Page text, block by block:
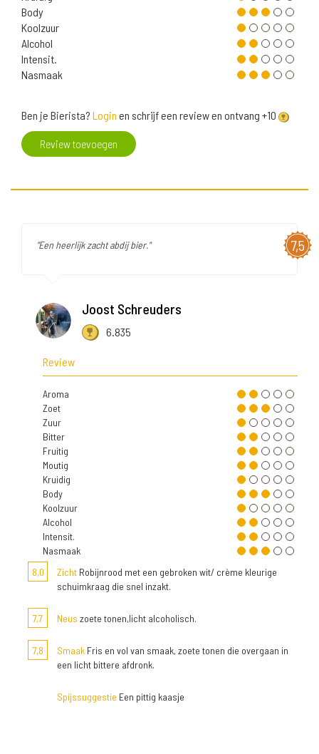
Body
Koolzuur
Alcohol
Intensit.
Nasmaak
Ben je Bierista? Login en schrijf een review en ontvang +10
Review toevoegen
7,5
"Een heerlijk zacht abdij bier."
Joost Schreuders
6.835
Review
Aroma
Zoet
Zuur
Bitter
Fruitig
Moutig
Kruidig
Body
Koolzuur
Alcohol
Intensit.
Nasmaak
8,0
Zicht Robijnrood met een gebroken wit/ crème kleurige
schuimkraag die snel inzakt.
7,7 Neus zoete tonen,licht alcoholisch.
7,8 Smaak Fris en vol van smaak, zoete tonen die overgaan in
een licht bittere afdronk.
Spijssuggestie Een pittig kaasje